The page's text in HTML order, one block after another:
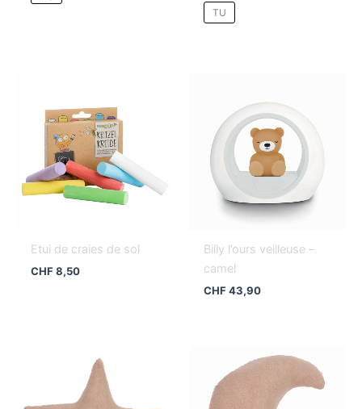
TU
Etui de craies de sol
CHF8,50
Billy l’ours veilleuse –
camel
CHF43,90